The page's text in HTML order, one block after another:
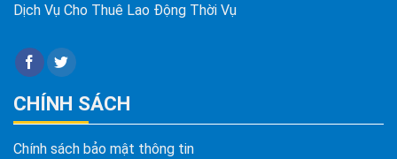
Dịch Vụ Cho Thuê Lao Động Thời Vụ
CHÍNH SÁCH
Chính sách bảo mật thông tin